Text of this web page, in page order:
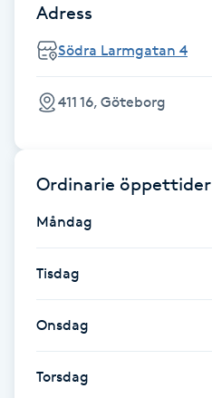
Fransk manikyr
Fransrengöring
Frekvensterapi
Friskvård
Friskvårdsmassage
Adress
Södra Larmgatan 4
411 16, Göteborg
Ordinarie öppettider
Måndag
Tisdag
Onsdag
Torsdag